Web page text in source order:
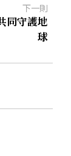
下一則
同守護地
球